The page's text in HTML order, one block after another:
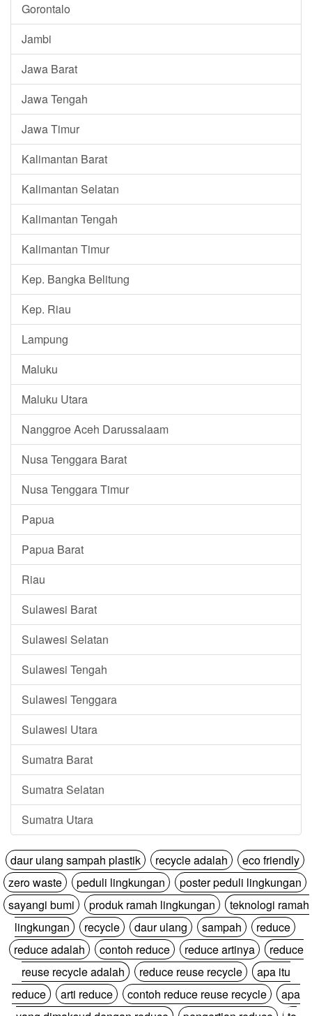
Gorontalo
Jambi
Jawa Barat
Jawa Tengah
Jawa Timur
Kalimantan Barat
Kalimantan Selatan
Kalimantan Tengah
Kalimantan Timur
Kep. Bangka Belitung
Kep. Riau
Lampung
Maluku
Maluku Utara
Nanggroe Aceh Darussalaam
Nusa Tenggara Barat
Nusa Tenggara Timur
Papua
Papua Barat
Riau
Sulawesi Barat
Sulawesi Selatan
Sulawesi Tengah
Sulawesi Tenggara
Sulawesi Utara
Sumatra Barat
Sumatra Selatan
Sumatra Utara
daur ulang sampah plastik recycle adalah
eco friendly
zero waste
peduli lingkungan
poster peduli lingkungan
sayangi bumi
produk ramah lingkungan
teknologi ramah
lingkungan
recycle daur ulang sampah
reduce
reduce adalah
contoh reduce reduce artinya
reduce
reuse recycle adalah
reduce reuse recycle
apa itu
reduce
arti reduce contoh reduce reuse recycle
apa